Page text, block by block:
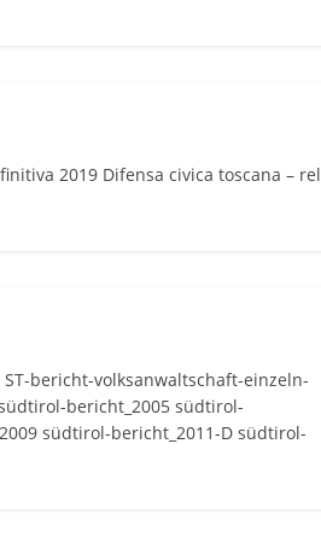
2019 Difensa civica toscana – rel
bericht-volksanwaltschaft-einzeln-
südtirol-bericht_2005 südtirol-
südtirol-bericht_2011-D südtirol-